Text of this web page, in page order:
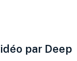
par Deep